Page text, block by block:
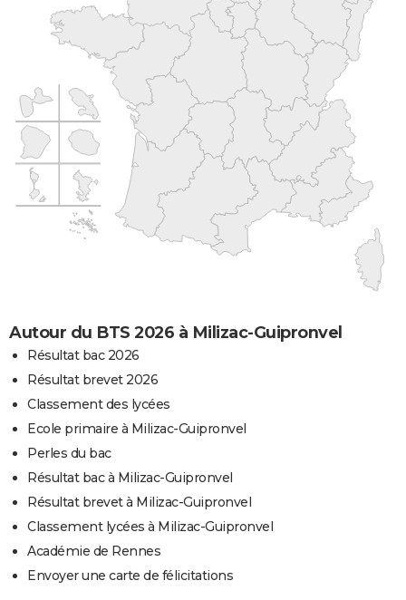
Autour du BTS 2026 à Milizac-Guipronvel
Résultat bac 2026
Résultat brevet 2026
Classement des lycées
Ecole primaire à Milizac-Guipronvel
Perles du bac
Résultat bac à Milizac-Guipronvel
Résultat brevet à Milizac-Guipronvel
Classement lycées à Milizac-Guipronvel
Académie de Rennes
Envoyer une carte de félicitations